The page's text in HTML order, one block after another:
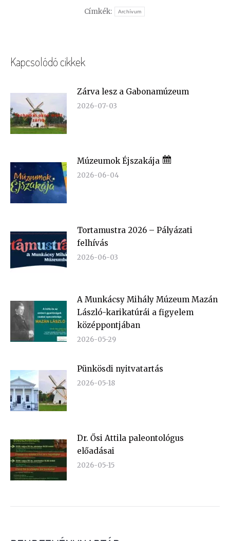
Címkék:
Archívum
Kapcsolódó cikkek
Zárva lesz a Gabonamúzeum
2026-07-03
Múzeumok Éjszakája
2026-06-04
Tortamustra 2026 – Pályázati
felhívás
2026-06-03
A Munkácsy Mihály Múzeum Mazán
László-karikatúrái a figyelem
középpontjában
2026-05-29
Pünkösdi nyitvatartás
2026-05-18
Dr. Ősi Attila paleontológus
előadásai
2026-05-15